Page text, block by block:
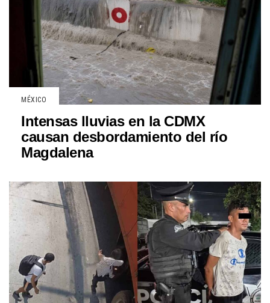
MÉXICO
Intensas lluvias en la CDMX
causan desbordamiento del río
Magdalena